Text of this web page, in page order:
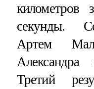
секунды.
Артем
Третий